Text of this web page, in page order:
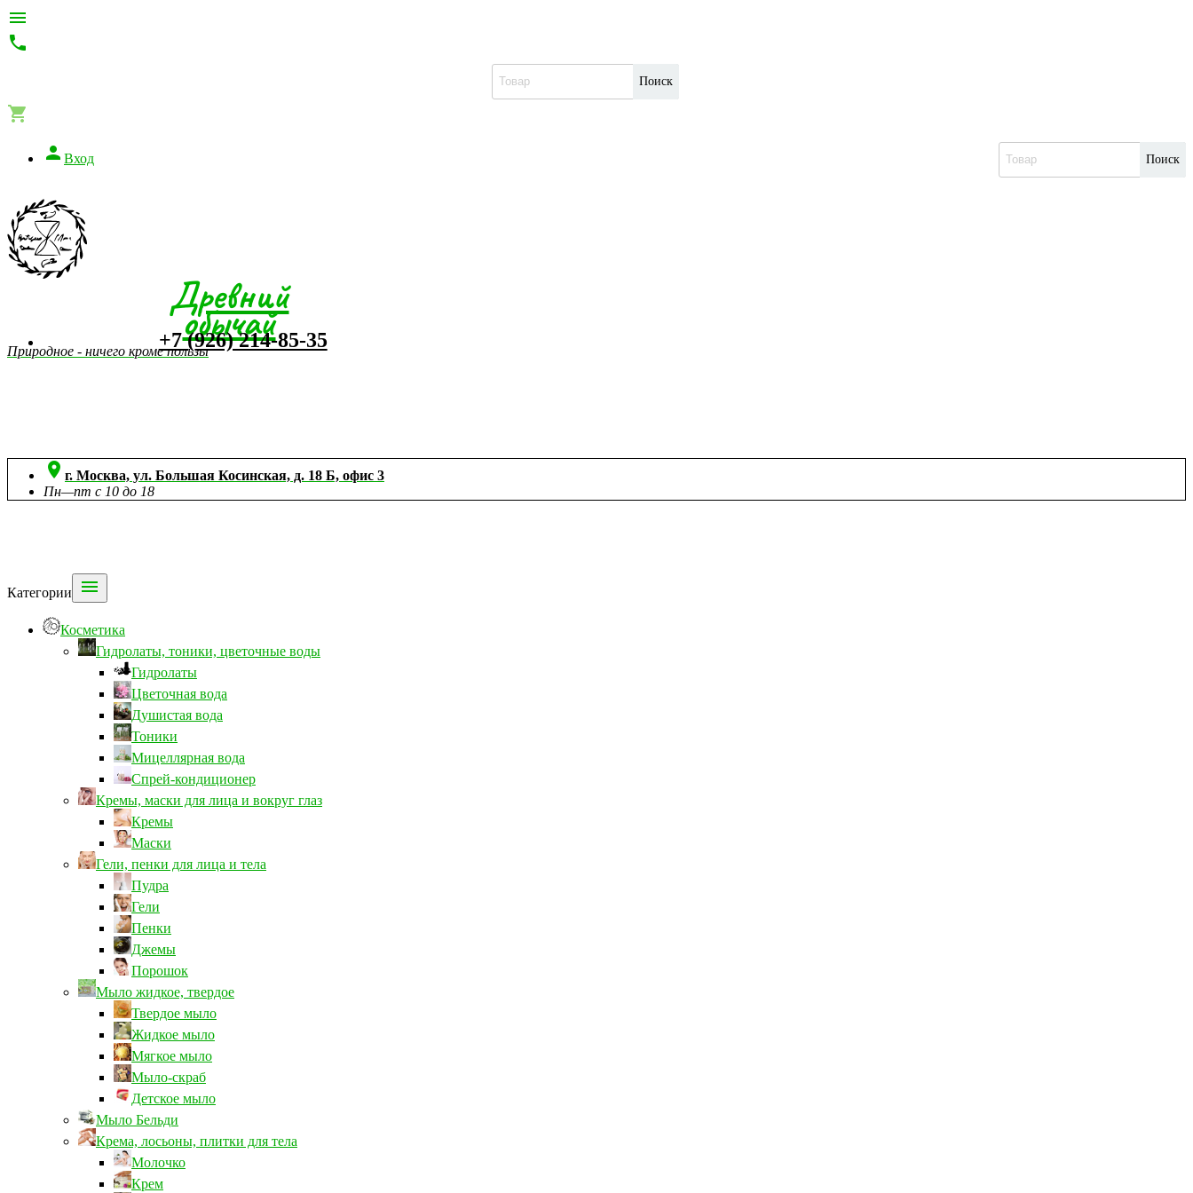


Поиск

Поиск
 Вход
Древний
обычай
Природное - ничего кроме пользы+7 (926) 214-85-35
 г. Москва, ул. Большая Косинская, д. 18 Б, офис 3
Пн—пт с 10 до 18
Категории 
Косметика
Гидролаты, тоники, цветочные воды
Гидролаты
Цветочная вода
Душистая вода
Тоники
Мицеллярная вода
Спрей-кондиционер
Кремы, маски для лица и вокруг глаз
Кремы
Маски
Гели, пенки для лица и тела
Пудра
Гели
Пенки
Джемы
Порошок
Мыло жидкое, твердое
Твердое мыло
Жидкое мыло
Мягкое мыло
Мыло-скраб
Детское мыло
Мыло Бельди
Крема, лосьоны, плитки для тела
Молочко
Крем